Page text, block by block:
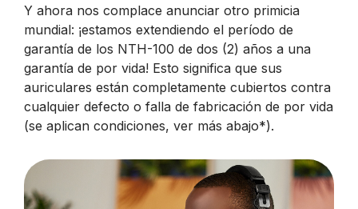
Y ahora nos complace anunciar otro primicia
mundial: ¡estamos extendiendo el período de
garantía de los NTH-100 de dos (2) años a una
garantía de por vida! Esto significa que sus
auriculares están completamente cubiertos contra
cualquier defecto o falla de fabricación de por vida
(se aplican condiciones, ver más abajo*).